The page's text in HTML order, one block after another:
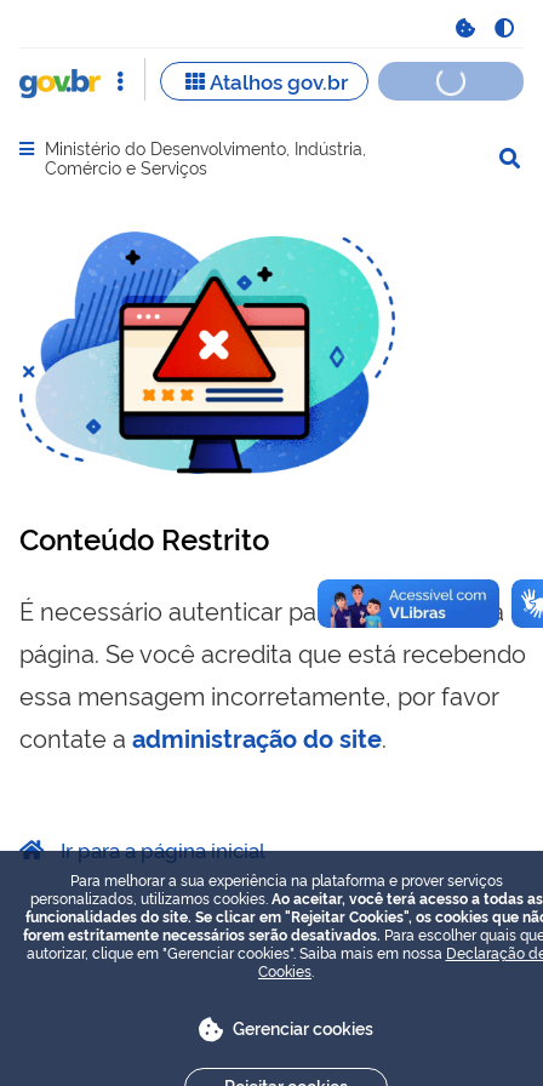
Abrir menu principal de navegação
Ministério do Desenvolvimento, Indústria,
Comércio e Serviços
Conteúdo Restrito
É necessário autenticar para visualizar essa
página. Se você acredita que está recebendo
essa mensagem incorretamente, por favor
contate a administração do site.
Ir para a página inicial
Para melhorar a sua experiência na plataforma e prover serviços
personalizados, utilizamos cookies. Ao aceitar, você terá acesso a todas as
funcionalidades do site. Se clicar em "Rejeitar Cookies", os cookies que
forem estritamente necessários serão desativados. Para escolher quais
autorizar, clique em "Gerenciar cookies". Saiba mais em nossa Declaração
Cookies
Gerenciar cookies